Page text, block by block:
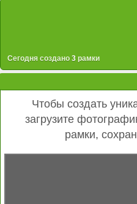
Сегодня создано 3 рамки
Чтобы создать
загрузите
рамки,